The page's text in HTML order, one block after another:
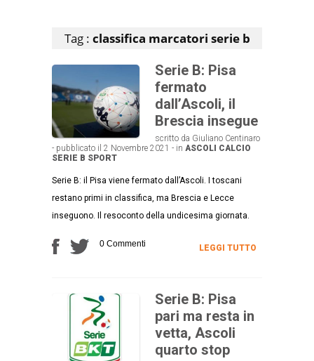
Tag : classifica marcatori serie b
Serie B: Pisa
fermato
dall’Ascoli, il
Brescia insegue
scritto da Giuliano Centinaro
- pubblicato il 2 Novembre 2021 - in ASCOLI CALCIO
SERIE B SPORT
Serie B: il Pisa viene fermato dall’Ascoli. I toscani
restano primi in classifica, ma Brescia e Lecce
inseguono. Il resoconto della undicesima giornata.
0 Commenti LEGGI TUTTO
Serie B: Pisa
pari ma resta in
vetta, Ascoli
quarto stop